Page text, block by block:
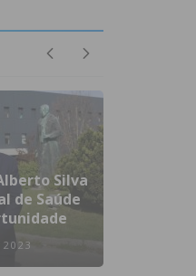
Silva
de Saúde